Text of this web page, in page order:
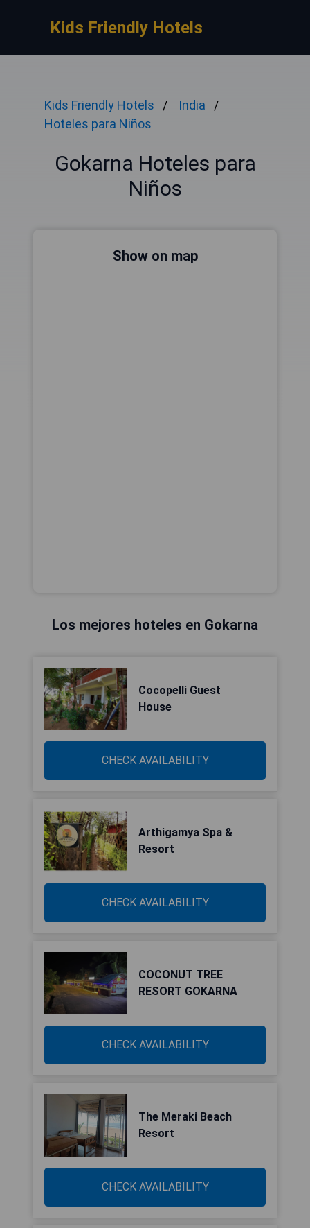
Kids Friendly Hotels
Kids Friendly Hotels
India
Hoteles para Niños
Gokarna Hoteles para
Niños
Show on map
Los mejores hoteles en Gokarna
Cocopelli Guest
House
CHECK AVAILABILITY
Arthigamya Spa &
Resort
CHECK AVAILABILITY
COCONUT TREE
RESORT GOKARNA
CHECK AVAILABILITY
The Meraki Beach
Resort
CHECK AVAILABILITY